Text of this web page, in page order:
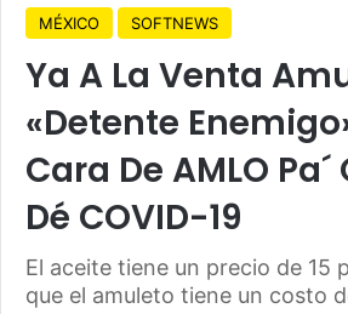
MÉXICO SOFTNEWS
Ya A La Venta
«Detente
Cara De AMLO Pa´
Dé COVID-19
El aceite tiene un precio de 15
que el amuleto tiene un costo